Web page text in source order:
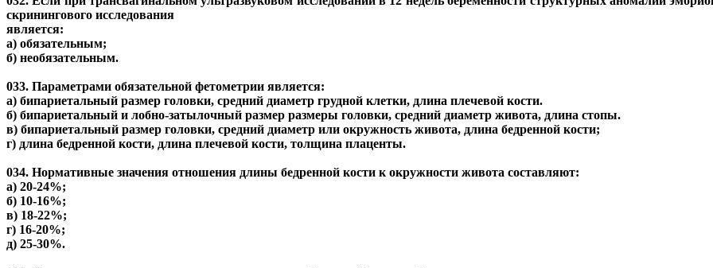
скринингового исследования
является:
а) обязательным;
б) необязательным.
033. Параметрами обязательной фетометрии является:
а) бипариетальный размер головки, средний диаметр грудной клетки, длина плечевой кости.
б) бипариетальный и лобно-затылочный размер размеры головки, средний диаметр живота, длина стопы.
в) бипариетальный размер головки, средний диаметр или окружность живота, длина бедренной кости;
г) длина бедренной кости, длина плечевой кости, толщина плаценты.
034. Нормативные значения отношения длины бедренной кости к окружности живота составляют:
а) 20-24%;
б) 10-16%;
в) 18-22%;
г) 16-20%;
д) 25-30%.